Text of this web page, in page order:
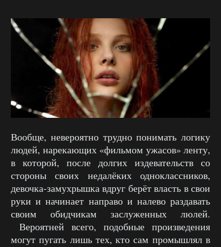
Вообще, невероятно трудно понимать логику
людей, нарекающих «фильмом ужасов» ленту,
в которой, после долгих издевательств со
стороны своих недалёких одноклассников,
девочка-замухрышка вдруг берёт власть в свои
руки и начинает направо и налево раздавать
своим обидчикам заслуженных люлей.
Вероятней всего, подобные произведения
могут пугать лишь тех, кто сам промышлял в